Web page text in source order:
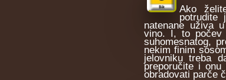
Ako
natenane uživa
vino. I, to počev
suhomesnatog,
nekim finim
jelovniku treba
preporučite i
obradovati parče